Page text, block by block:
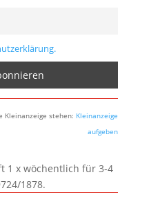
Kleinanzeige stehen: Kleinanzeige
aufgeben
1 x wöchentlich für 3-4
1878.